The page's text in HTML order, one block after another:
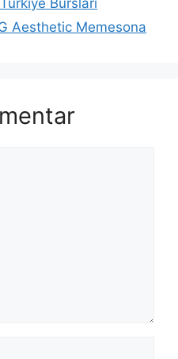
Burslari
Aesthetic Memesona